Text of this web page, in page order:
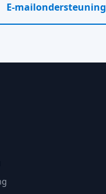
E-mailondersteuning